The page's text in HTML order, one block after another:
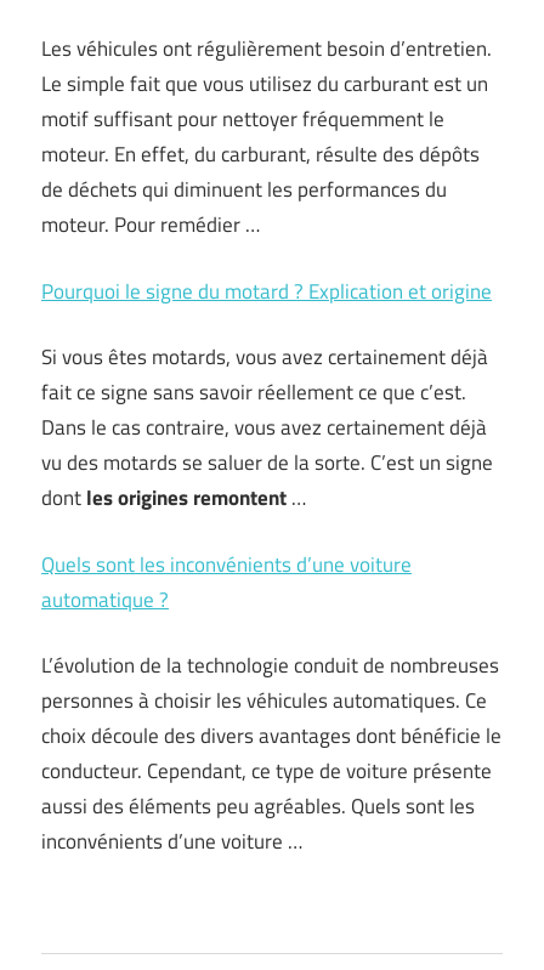
Les véhicules ont régulièrement besoin d’entretien.
Le simple fait que vous utilisez du carburant est un
motif suffisant pour nettoyer fréquemment le
moteur. En effet, du carburant, résulte des dépôts
de déchets qui diminuent les performances du
moteur. Pour remédier …
Pourquoi le signe du motard ? Explication et origine
Si vous êtes motards, vous avez certainement déjà
fait ce signe sans savoir réellement ce que c’est.
Dans le cas contraire, vous avez certainement déjà
vu des motards se saluer de la sorte. C’est un signe
dontles origines remontent…
Quels sont les inconvénients d’une voiture
automatique ?
L’évolution de la technologie conduit de nombreuses
personnes à choisir les véhicules automatiques. Ce
choix découle des divers avantages dont bénéficie le
conducteur. Cependant, ce type de voiture présente
aussi des éléments peu agréables. Quels sont les
inconvénients d’une voiture …